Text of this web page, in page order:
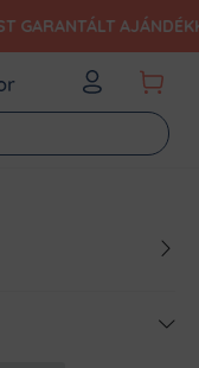
AJÁNDÉKKAL